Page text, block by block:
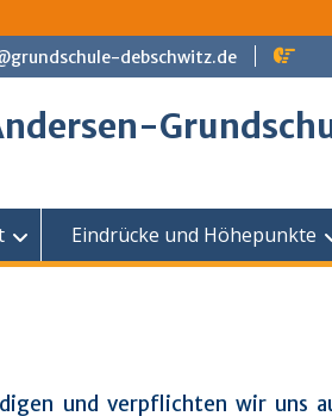
debschwitz.de
Eindrücke und Höhepunkte
und verpflichten wir uns